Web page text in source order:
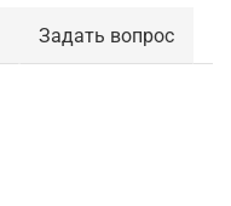
Задать вопрос